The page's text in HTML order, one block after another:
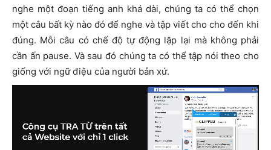
nghe một đoạn tiếng anh khá dài, chúng ta có thể chọn
một câu bất kỳ nào đó để nghe và tập viết cho cho đến khi
đúng. Mỗi câu có chế độ tự động lặp lại mà không phải
cần ấn pause. Và sau đó chúng ta có thể tập nói theo cho
giống với ngữ điệu của người bản xứ.